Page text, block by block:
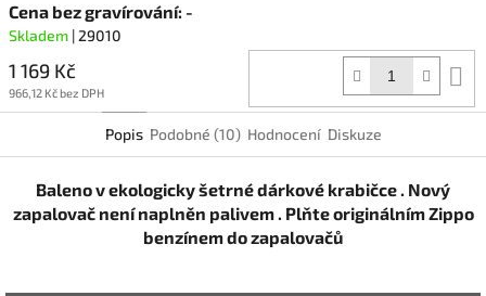
Cena bez gravírování: -
Skladem | 29010
1 169 Kč
966,12 Kč bez DPH
Popis Podobné (10) Hodnocení Diskuze
Baleno v ekologicky šetrné dárkové krabičce . Nový
zapalovač není naplněn palivem . Plňte originálním Zippo
benzínem do zapalovačů